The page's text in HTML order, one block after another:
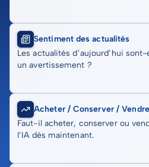
Sentiment des actualités
Les actualités d’aujourd’hui
un avertissement ?
Acheter / Conserver / Vendre
Faut-il acheter, conserver ou
l’IA dès maintenant.